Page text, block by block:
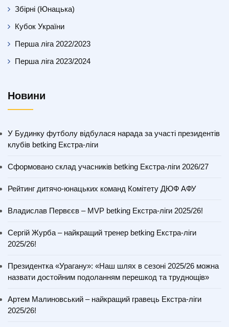
Збірні (Юнацька)
Кубок України
Перша ліга 2022/2023
Перша ліга 2023/2024
Новини
У Будинку футболу відбулася нарада за участі президентів
клубів betking Екстра-ліги
Сформовано склад учасників betking Екстра-ліги 2026/27
Рейтинг дитячо-юнацьких команд Комітету ДЮФ АФУ
Владислав Первєєв – MVP betking Екстра-ліги 2025/26!
Сергій Журба – найкращий тренер betking Екстра-ліги
2025/26!
Президентка «Урагану»: «Наш шлях в сезоні 2025/26 можна
назвати достойним подоланням перешкод та труднощів»
Артем Малиновський – найкращий гравець Екстра-ліги
2025/26!